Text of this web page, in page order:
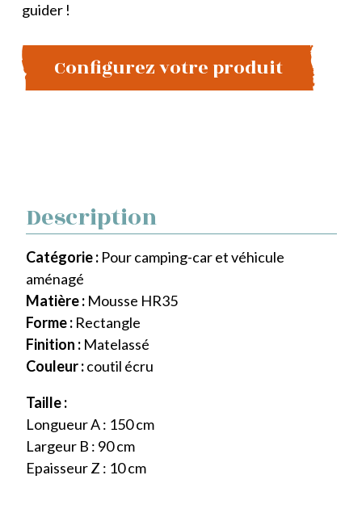
guider !
Configurez votre produit
Description
Catégorie : Pour camping-car et véhicule
aménagé
Matière : Mousse HR35
Forme : Rectangle
Finition : Matelassé
Couleur :coutil écru
Taille :
Longueur A : 150 cm
Largeur B : 90 cm
Epaisseur Z : 10 cm